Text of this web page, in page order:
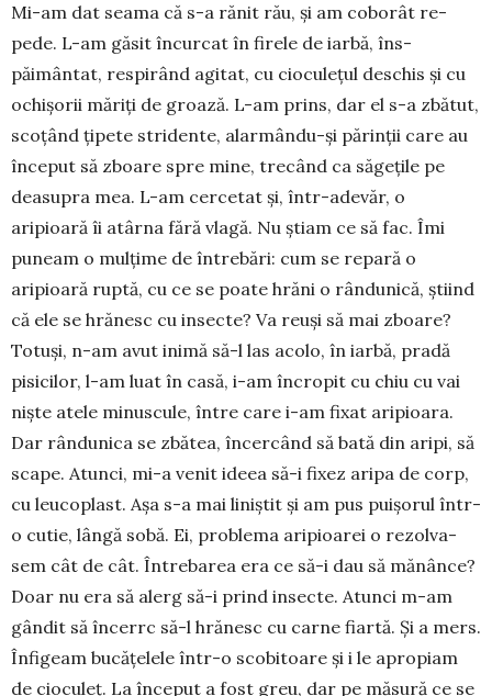
Mi-am dat seama că s-a rănit rău, și am co­borât re­
pede. L-am găsit încurcat în firele de iar­bă, îns­
păimântat, respirând agitat, cu cioculețul deschis și cu
ochișorii măriți de groază. L-am prins, dar el s-a zbă­­tut,
scoțând țipete stridente, alarmându-și pă­rinții care au
început să zboare spre mine, trecând ca săgețile pe
deasupra mea. L-am cercetat și, într-adevăr, o
aripioară îi atâr­na fără vlagă. Nu știam ce să fac. Îmi
puneam o mulțime de întrebări: cum se repară o
aripioară ruptă, cu ce se poate hrăni o rândunică, știind
că ele se hrănesc cu insecte? Va reuși să mai zboa­re?
To­tuși, n-am avut inimă să-l las acolo, în iar­bă, pradă
pisicilor, l-am luat în casă, i-am încropit cu chiu cu vai
niște atele minuscule, între care i-am fixat ari­pioa­ra.
Dar rândunica se zbătea, încercând să bată din aripi, să
scape. Atunci, mi-a venit ideea să-i fixez aripa de corp,
cu leu­co­plast. Așa s-a mai liniștit și am pus puișorul într-
o cutie, lângă sobă. Ei, pro­ble­ma aripioarei o re­zol­va­
sem cât de cât. Întrebarea era ce să-i dau să mă­nân­ce?
Doar nu era să alerg să-i prind insecte. Atunci m-am
gândit să în­cerrc să-l hrănesc cu carne fiartă. Și a mers.
În­fi­geam bu­cățelele într-o scobitoare și i le apropiam
de cioculeț. La în­ceput a fost greu, dar pe măsură ce se